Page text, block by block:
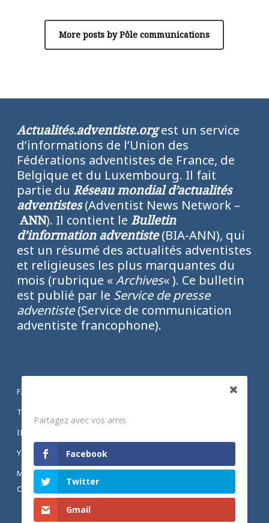
More posts by Pôle communications
Actualités.adventiste.orgest un service
d’informations de l’Union des
Fédérations adventistes de France, de
Belgique et du Luxembourg. Il fait
partie du Réseau mondial d’actualités
adventistes(Adventist News Network –
ANN). Il contient le Bulletin
d’information adventiste(BIA-ANN), qui
est un résumé des actualités adventistes
et religieuses les plus marquantes du
mois (rubrique «Archives« ). Ce bulletin
est publié par le Service de presse
adventiste(Service de communication
adventiste francophone).
FACEBOOK
TWITTER
INSTAGRAM
YOUTUBE
MENTIONS LÉGALES ET POLITIQUE DE
CONFIDENTIALITÉ
Partagez avec vos amis
Facebook
Twitter
Gmail